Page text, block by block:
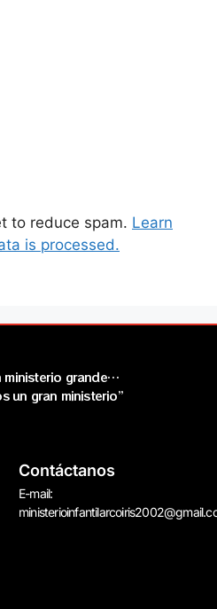
to reduce spam. Learn
is processed.
ministerio grande…
un gran ministerio”
Contáctanos
E-mail: